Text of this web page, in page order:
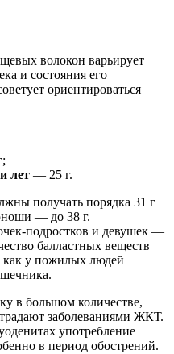
волокон варьирует
и состояния его
ориентироваться
лет — 25 г.
получать порядка 31 г
— до 38 г.
подростков и девушек —
балластных веществ
как у пожилых людей
в большом количестве,
заболеваниями ЖКТ.
употребление
в период обострений.